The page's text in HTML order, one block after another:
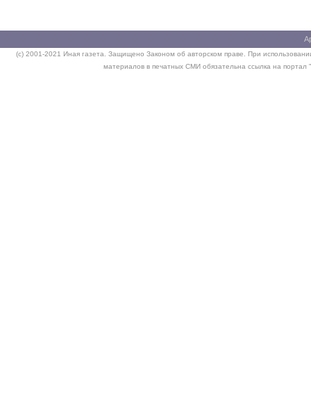
(c) 2001-2021 Иная газета. Защищено Законом об авторском праве. При
материалов в печатных СМИ обязательна ссылка на